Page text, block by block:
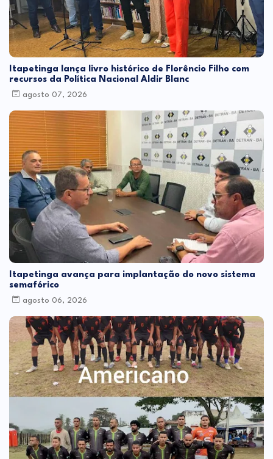
Itapetinga lança livro histórico de Florêncio Filho com
recursos da Política Nacional Aldir Blanc
agosto 07, 2026
Itapetinga avança para implantação do novo sistema
semafórico
agosto 06, 2026